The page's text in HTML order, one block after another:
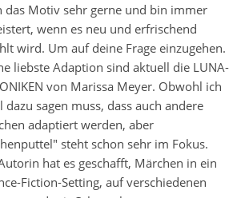
das Motiv sehr gerne und bin immer
wenn es neu und erfrischend
wird. Um auf deine Frage einzugehen.
liebste Adaption sind aktuell die LUNA-
von Marissa Meyer. Obwohl ich
dazu sagen muss, dass auch andere
adaptiert werden, aber
steht schon sehr im Fokus.
hat es geschafft, Märchen in ein
Fiction-Setting, auf verschiedenen